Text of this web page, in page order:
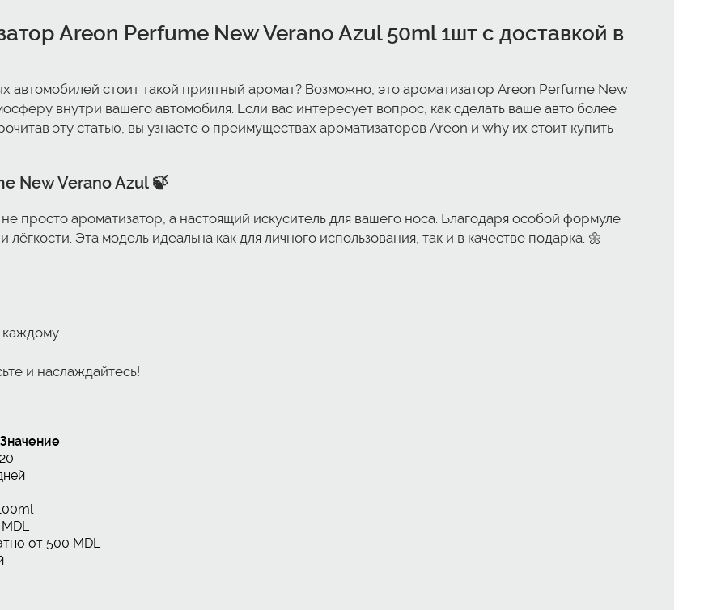
Areon Perfume New Verano Azul 50ml 1шт с доставкой в
автомобилей стоит такой приятный аромат? Возможно, это ароматизатор Areon Perfume New
внутри вашего автомобиля. Если вас интересует вопрос, как сделать ваше авто более
эту статью, вы узнаете о преимуществах ароматизаторов Areon и why их стоит купить
New Verano Azul🍃
просто ароматизатор, а настоящий искуситель для вашего носа. Благодаря особой формуле
Эта модель идеальна как для личного использования, так и в качестве подарка. 🌼
каждому
и наслаждайтесь!
Значение
от 500 MDL